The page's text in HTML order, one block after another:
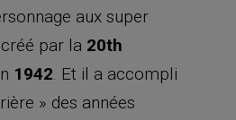
aux super
par la 20th
1942. Et il a accompli
» des années